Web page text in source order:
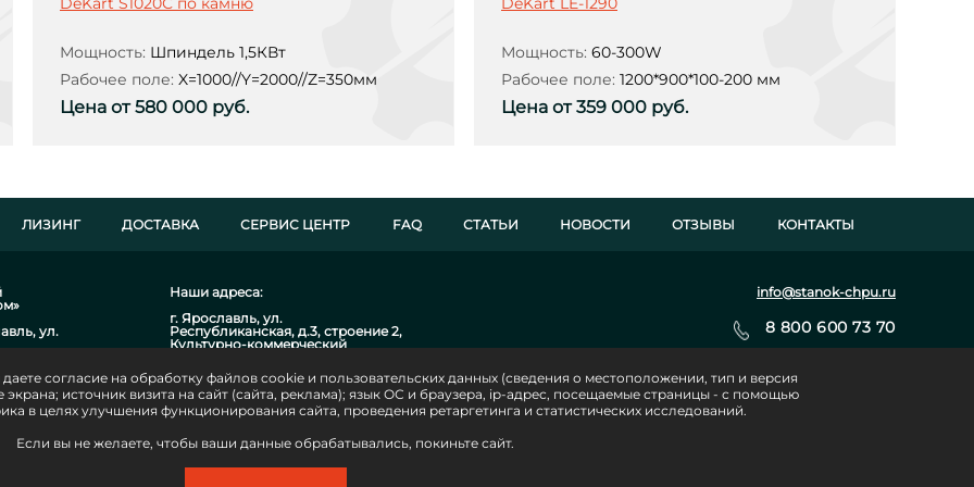
Мощность: Шпиндель 1,5КВт
Рабочее поле: X=1000//Y=2000//Z=350мм
Цена от 580 000 руб.
Мощность: 60-300W
Рабочее поле: 1200*900*100-200 мм
Цена от 359 000 руб.
ЛИЗИНГ ДОСТАВКА СЕРВИС ЦЕНТР FAQ СТАТЬИ НОВОСТИ ОТЗЫВЫ КОНТАКТЫ
ул.
ОГРН
в АО
Наши адреса:
г. Ярославль, ул.
Республиканская, д.3, строение 2,
Культурно-коммерческий
8 (4852) 233-360
г. Москва, Черницынский проезд,
дом 3
8 (926) 160-03-17
г. Санкт-Петербург, пр. Стачек, д.
info@stanok-chpu.ru
8 800 600 73 70
Политика конфиденциальности
согласие на обработку файлов cookie и пользовательских данных (сведения о местоположении, тип и версия
экрана; источник визита на сайт (сайта, реклама); язык ОС и браузера, ip-адрес, посещаемые страницы - с помощью
в целях улучшения функционирования сайта, проведения ретаргетинга и статистических исследований.
Если вы не желаете, чтобы ваши данные обрабатывались, покиньте сайт.